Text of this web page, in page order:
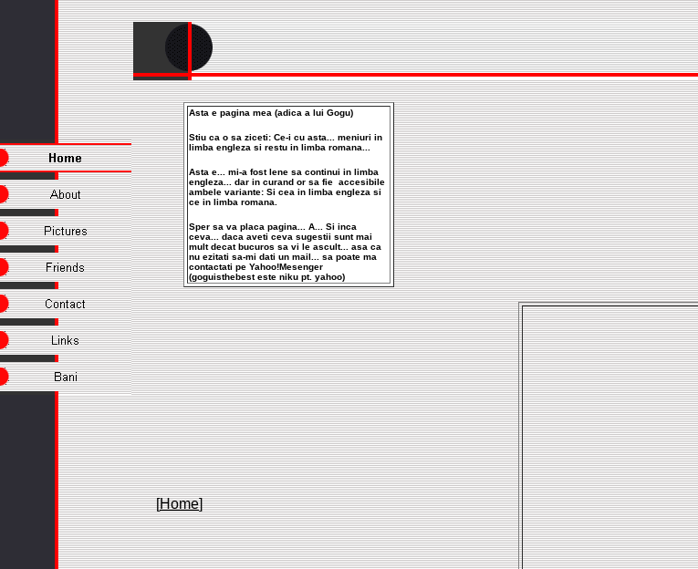
Asta e pagina mea (adica a lui Gogu)
Stiu ca o sa ziceti: Ce-i cu asta... meniuri in
limba engleza si restu in limba romana...
Asta e... mi-a fost lene sa continui in limba
engleza... dar in curand or sa fie accesibile
ambele variante: Si cea in limba engleza si
ce in limba romana.
Sper sa va placa pagina... A... Si inca
ceva... daca aveti ceva sugestii sunt mai
mult decat bucuros sa vi le ascult... asa ca
nu ezitati sa-mi dati un mail... sa poate ma
contactati pe Yahoo!Mesenger
(goguisthebest este niku pt. yahoo)
[Home]